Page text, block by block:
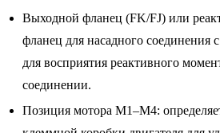
Выходной фланец (FK/FJ) или
фланец для насадного соединения
для восприятия реактивного
соединении.
Позиция мотора M1–M4: